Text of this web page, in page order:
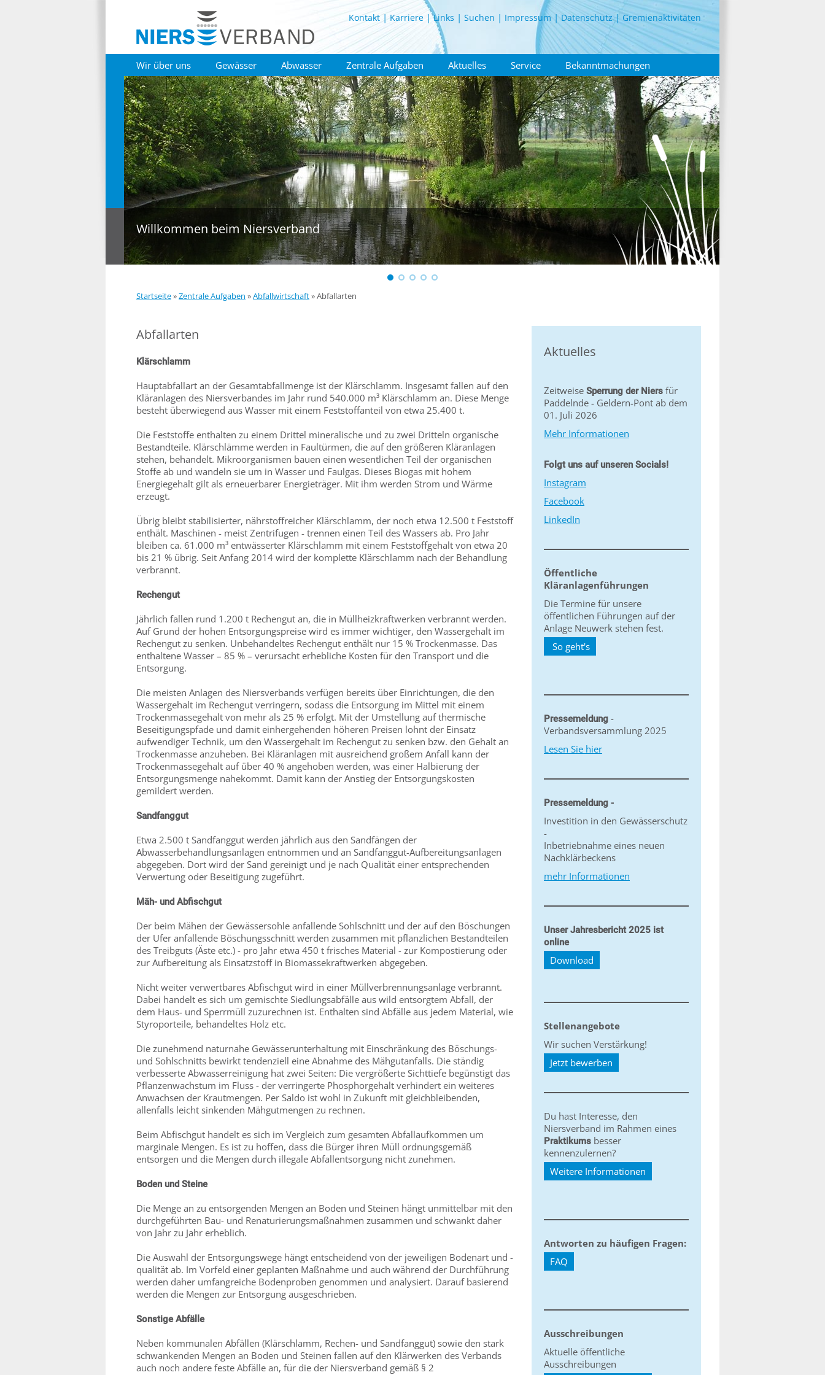
Kontakt Karriere Links Suchen Impressum Datenschutz Gremienaktivitäten
Wir über uns Gewässer Abwasser Zentrale Aufgaben Aktuelles Service Bekanntmachungen
Willkommen beim Niersverband
Startseite»Zentrale Aufgaben »Abfallwirtschaft»Abfallarten
Abfallarten
Klärschlamm
Hauptabfallart an der Gesamtabfallmenge ist der Klärschlamm. Insgesamt fallen auf den
Kläranlagen des Niersverbandes im Jahr rund 540.000 m³ Klärschlamm an. Diese Menge
besteht überwiegend aus Wasser mit einem Feststoffanteil von etwa 25.400 t.
Die Feststoffe enthalten zu einem Drittel mineralische und zu zwei Dritteln organische
Bestandteile. Klärschlämme werden in Faultürmen, die auf den größeren Kläranlagen
stehen, behandelt. Mikroorganismen bauen einen wesentlichen Teil der organischen
Stoffe ab und wandeln sie um in Wasser und Faulgas. Dieses Biogas mit hohem
Energiegehalt gilt als erneuerbarer Energieträger. Mit ihm werden Strom und Wärme
erzeugt.
Übrig bleibt stabilisierter, nährstoffreicher Klärschlamm, der noch etwa 12.500 t Feststoff
enthält. Maschinen - meist Zentrifugen - trennen einen Teil des Wassers ab. Pro Jahr
bleiben ca. 61.000 m³ entwässerter Klärschlamm mit einem Feststoffgehalt von etwa 20
bis 21 % übrig. Seit Anfang 2014 wird der komplette Klärschlamm nach der Behandlung
verbrannt.
Rechengut
Jährlich fallen rund 1.200 t Rechengut an, die in Müllheizkraftwerken verbrannt werden.
Auf Grund der hohen Entsorgungspreise wird es immer wichtiger, den Wassergehalt im
Rechengut zu senken. Unbehandeltes Rechengut enthält nur 15 % Trockenmasse. Das
enthaltene Wasser – 85 % – verursacht erhebliche Kosten für den Transport und die
Entsorgung.
Die meisten Anlagen des Niersverbands verfügen bereits über Einrichtungen, die den
Wassergehalt im Rechengut verringern, sodass die Entsorgung im Mittel mit einem
Trockenmassegehalt von mehr als 25 % erfolgt. Mit der Umstellung auf thermische
Beseitigungspfade und damit einhergehenden höheren Preisen lohnt der Einsatz
aufwendiger Technik, um den Wassergehalt im Rechengut zu senken bzw. den Gehalt an
Trockenmasse anzuheben. Bei Kläranlagen mit ausreichend großem Anfall kann der
Trockenmassegehalt auf über 40 % angehoben werden, was einer Halbierung der
Entsorgungsmenge nahekommt. Damit kann der Anstieg der Entsorgungskosten
gemildert werden.
Sandfanggut
Etwa 2.500 t Sandfanggut werden jährlich aus den Sandfängen der
Abwasserbehandlungsanlagen entnommen und an Sandfanggut-Aufbereitungsanlagen
abgegeben. Dort wird der Sand gereinigt und je nach Qualität einer entsprechenden
Verwertung oder Beseitigung zugeführt.
Mäh- und Abfischgut
Der beim Mähen der Gewässersohle anfallende Sohlschnitt und der auf den Böschungen
der Ufer anfallende Böschungsschnitt werden zusammen mit pflanzlichen Bestandteilen
des Treibguts (Äste etc.) - pro Jahr etwa 450 t frisches Material - zur Kompostierung oder
zur Aufbereitung als Einsatzstoff in Biomassekraftwerken abgegeben.
Nicht weiter verwertbares Abfischgut wird in einer Müllverbrennungsanlage verbrannt.
Dabei handelt es sich um gemischte Siedlungsabfälle aus wild entsorgtem Abfall, der
dem Haus- und Sperrmüll zuzurechnen ist. Enthalten sind Abfälle aus jedem Material, wie
Styroporteile, behandeltes Holz etc.
Die zunehmend naturnahe Gewässerunterhaltung mit Einschränkung des Böschungs-
und Sohlschnitts bewirkt tendenziell eine Abnahme des Mähgutanfalls. Die ständig
verbesserte Abwasserreinigung hat zwei Seiten: Die vergrößerte Sichttiefe begünstigt das
Pflanzenwachstum im Fluss - der verringerte Phosphorgehalt verhindert ein weiteres
Anwachsen der Krautmengen. Per Saldo ist wohl in Zukunft mit gleichbleibenden,
allenfalls leicht sinkenden Mähgutmengen zu rechnen.
Beim Abfischgut handelt es sich im Vergleich zum gesamten Abfallaufkommen um
marginale Mengen. Es ist zu hoffen, dass die Bürger ihren Müll ordnungsgemäß
entsorgen und die Mengen durch illegale Abfallentsorgung nicht zunehmen.
Boden und Steine
Die Menge an zu entsorgenden Mengen an Boden und Steinen hängt unmittelbar mit den
durchgeführten Bau- und Renaturierungsmaßnahmen zusammen und schwankt daher
von Jahr zu Jahr erheblich.
Die Auswahl der Entsorgungswege hängt entscheidend von der jeweiligen Bodenart und -
qualität ab. Im Vorfeld einer geplanten Maßnahme und auch während der Durchführung
werden daher umfangreiche Bodenproben genommen und analysiert. Darauf basierend
werden die Mengen zur Entsorgung ausgeschrieben.
Sonstige Abfälle
Neben kommunalen Abfällen (Klärschlamm, Rechen- und Sandfanggut) sowie den stark
schwankenden Mengen an Boden und Steinen fallen auf den Klärwerken des Verbands
auch noch andere feste Abfälle an, für die der Niersverband gemäß § 2
Aktuelles
Zeitweise Sperrung der Niers für
Paddelnde - Geldern-Pont ab dem
01. Juli 2026
Mehr Informationen
Folgt uns auf unseren Socials!
Instagram
Facebook
LinkedIn
Öffentliche
Kläranlagenführungen
Die Termine für unsere
öffentlichen Führungen auf der
Anlage Neuwerk stehen fest.
So geht's
Pressemeldung -
Verbandsversammlung 2025
Lesen Sie hier
Pressemeldung -
Investition in den Gewässerschutz
-
Inbetriebnahme eines neuen
Nachklärbeckens
mehr Informationen
Unser Jahresbericht 2025 ist
online
Download
Stellenangebote
Wir suchen Verstärkung!
Jetzt bewerben
Du hast Interesse, den
Niersverband im Rahmen eines
Praktikums besser
kennenzulernen?
Weitere Informationen
Antworten zu häufigen Fragen:
FAQ
Ausschreibungen
Aktuelle öffentliche
Ausschreibungen